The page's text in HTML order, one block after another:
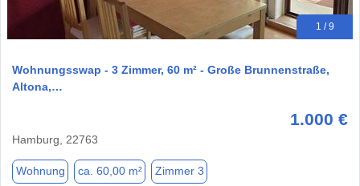
1 / 9
Wohnungsswap - 3 Zimmer, 60 m² - Große Brunnenstraße,
Altona,…
1.000 €
Hamburg, 22763
Wohnung ca. 60,00 m² Zimmer 3